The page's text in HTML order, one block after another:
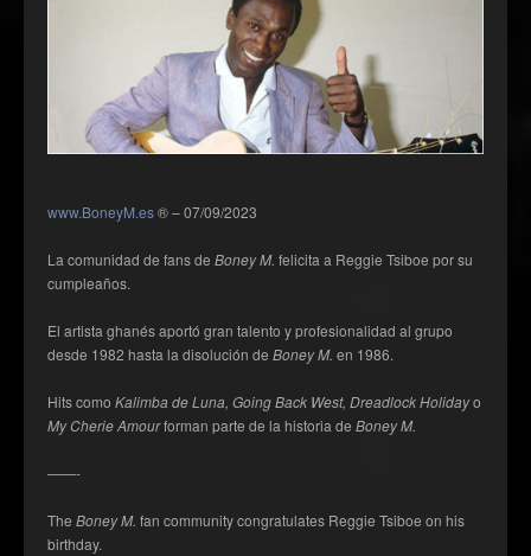
www.BoneyM.es® – 07/09/2023
La comunidad de fans de Boney M. felicita a Reggie Tsiboe por su
cumpleaños.
El artista ghanés aportó gran talento y profesionalidad al grupo
desde 1982 hasta la disolución de Boney M. en 1986.
Hits como Kalimba de Luna, Going Back West, Dreadlock Holidayo
My Cherie Amourforman parte de la historia de Boney M.
——-
The Boney M. fan community congratulates Reggie Tsiboe on his
birthday.